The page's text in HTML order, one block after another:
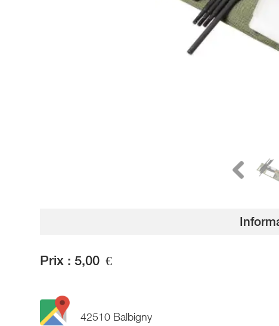
Prix : 5,00 €
42510 Balbigny